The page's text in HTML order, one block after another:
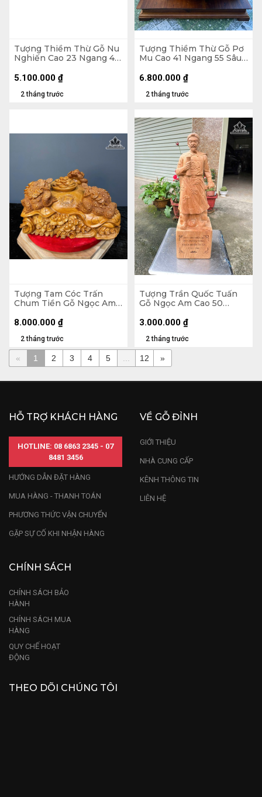
Tượng Thiềm Thừ Gỗ Nu
Nghiến Cao 23 Ngang 41
2 tháng trước
5.100.000 ₫
Tượng Thiềm Thừ Gỗ Pơ
Mu Cao 41 Ngang 55 Sâu
2 tháng trước
6.800.000 ₫
Tượng Tam Cóc Trấn
Chum Tiền Gỗ Ngọc Am
(cm)
2 tháng trước
8.000.000 ₫
Tượng Trần Quốc Tuấn
Gỗ Ngọc Am Cao 50
2 tháng trước
3.000.000 ₫
« 1 2 3 4 5 12 »
HỖ TRỢ KHÁCH HÀNG
HOTLINE: 08 6863 2345 - 07
8481 3456
HƯỚNG DẪN ĐẶT HÀNG
MUA HÀNG - THANH TOÁN
PHƯƠNG THỨC VẬN CHUYỂN
GẶP SỰ CỐ KHI NHẬN HÀNG
VỀ GỖ ĐỈNH
GIỚI THIỆU
NHÀ CUNG CẤP
KÊNH THÔNG TIN
LIÊN HỆ
CHÍNH SÁCH
CHÍNH SÁCH BẢO
HÀNH
CHÍNH SÁCH MUA
HÀNG
QUY CHẾ HOẠT
ĐỘNG
THEO DÕI CHÚNG TÔI